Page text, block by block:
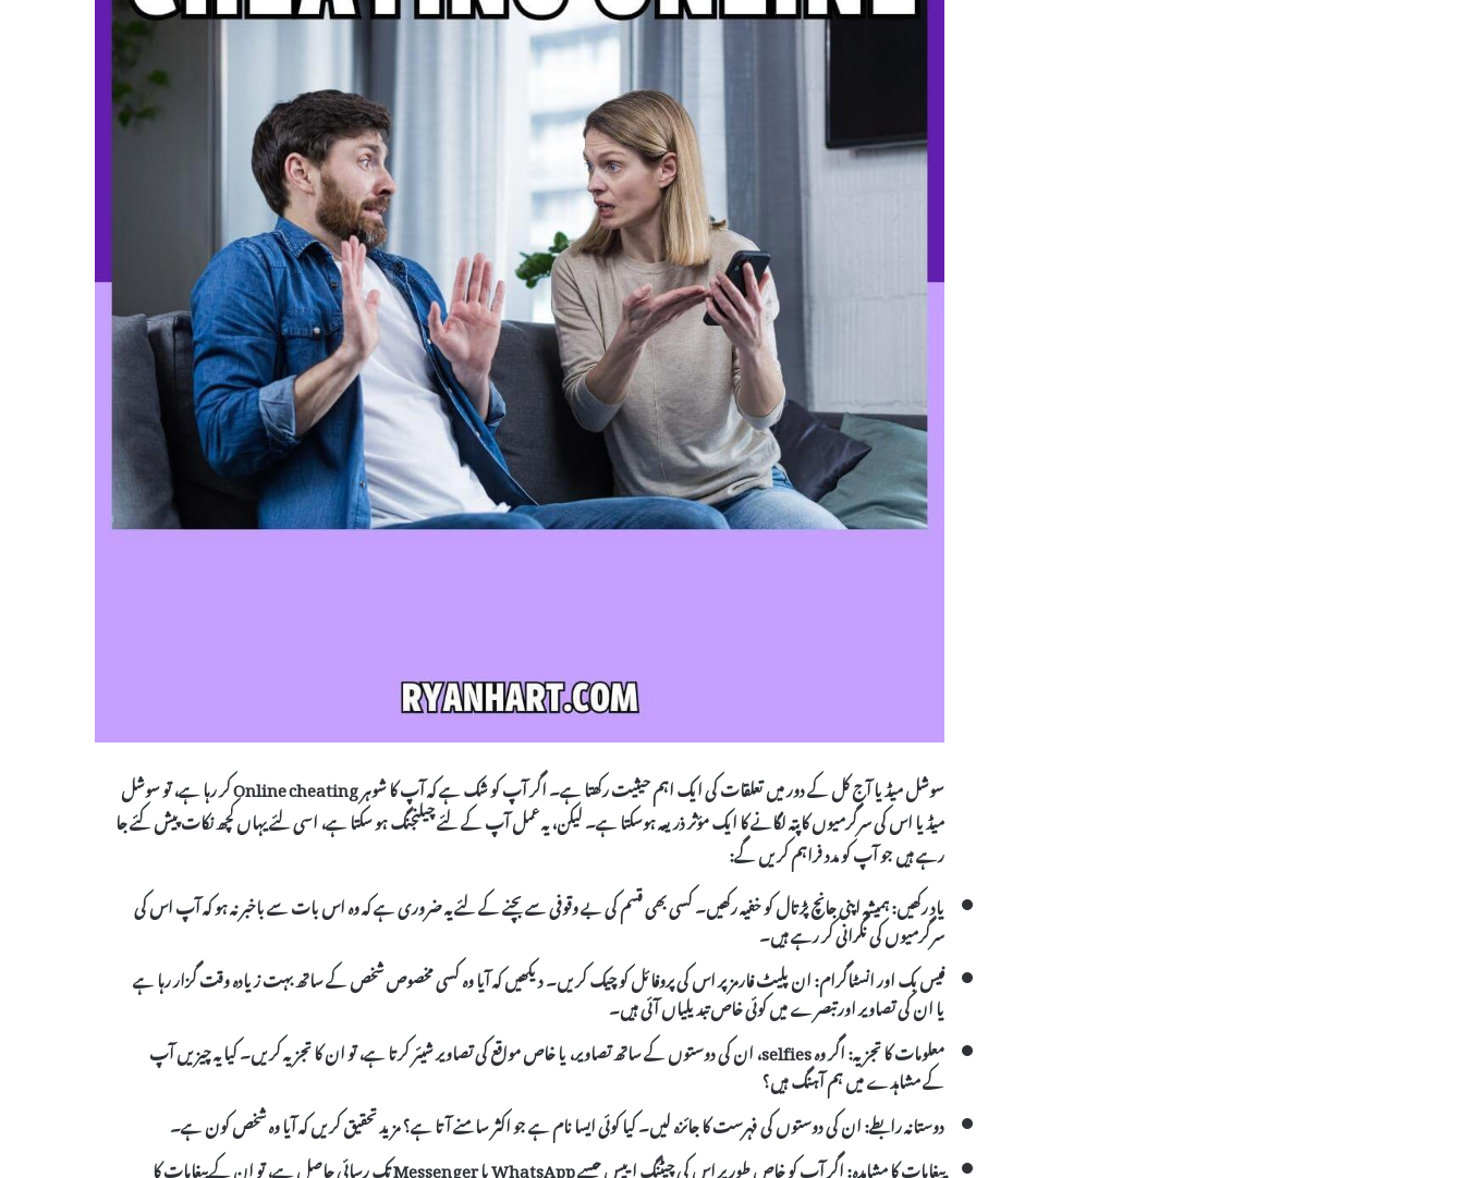
سوشل میڈیا آج کل کے دور میں تعلقات کی ایک اہم حیثیت رکھتا ہے۔ اگر آپ کو شک ہے کہ آپ کا شوہر Online cheating کر رہا ہے، تو سوشل
میڈیا اس کی سرگرمیوں کا پتہ لگانے کا ایک مؤثر ذریعہ ہوسکتا ہے۔ لیکن، یہ عمل آپ کے لئے چیلنجنگ ہو سکتا ہے، اسی لئے یہاں کچھ نکات پیش کئے جا
رہے ہیں جو آپ کو مدد فراہم کریں گے:
یاد رکھیں: ہمیشہ اپنی جانچ پڑتال کو خفیہ رکھیں۔ کسی بھی قسم کی بے وقوفی سے بچنے کے لئے یہ ضروری ہے کہ وہ اس بات سے باخبر نہ ہو کہ آپ اس کی
سرگرمیوں کی نگرانی کر رہے ہیں۔
فیس بک اور انسٹاگرام: ان پلیٹ فارمز پر اس کی پروفائل کو چیک کریں۔ دیکھیں کہ آیا وہ کسی مخصوص شخص کے ساتھ بہت زیادہ وقت گزار رہا ہے
یا ان کی تصاویر اور تبصرے میں کوئی خاص تبدیلیاں آئی ہیں۔
معلومات کا تجزیہ
: اگر وہ selfies، ان کی دوستوں کے ساتھ تصاویر، یا خاص مواقع کی تصاویر شیئر کرتا ہے، تو ان کا تجزیہ کریں۔ کیا یہ چیزیں آپ
کے مشاہدے میں ہم آہنگ ہیں؟
دوستانہ رابطے: ان کی دوستوں کی فہرست کا جائزہ لیں۔ کیا کوئی ایسا نام ہے جو اکثر سامنے آتا ہے؟ مزید تحقیق کریں کہ آیا وہ شخص کون ہے۔
پیغامات کا مشاہدہ
: اگر آپ کو خاص طور پر اس کی چیٹنگ ایپس جیسے WhatsApp یا Messenger تک رسائی حاصل ہے، تو ان کے پیغامات کا